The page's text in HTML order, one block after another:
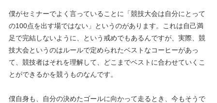
僕がセミナーでよく言っていることに「競技大会は自分にとって
の100点を出す場ではない」というのがあります。これは自己満
足で完結しないように、という戒めでもあるんですが、実際、競
技大会というのはルールで定められたベストなコーヒーがあっ
て、競技者はそれを理解して、どこまでベストに合わせていくこ
とができるかを競うものなんです。
僕自身も、自分の決めたゴールに向かって走るとき、今もそうで